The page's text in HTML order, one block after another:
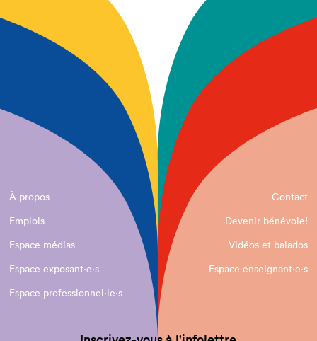
À propos
Contact
Emplois
Devenir bénévole!
Espace médias
Vidéos et balados
Espace exposant·e⋅s
Espace enseignant·e⋅s
Espace professionnel·le⋅s